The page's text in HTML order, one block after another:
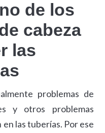
de los
cabeza
las
problemas de
y otros problemas
las tuberías. Por ese